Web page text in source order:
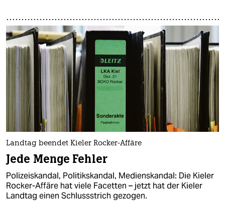
Landtag beendet Kieler Rocker-Affäre
Jede Menge Fehler
Polizeiskandal, Politikskandal, Medienskandal: Die Kieler
Rocker-Affäre hat viele Facetten – jetzt hat der Kieler
Landtag einen Schlussstrich gezogen.